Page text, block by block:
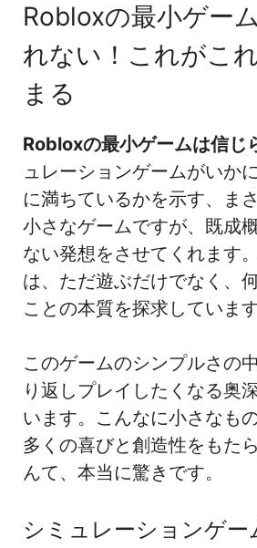
Robloxの最小ゲー
れない！これがこ
まる
Robloxの最小ゲームは信じ
ュレーションゲームがいか
に満ちているかを示す、ま
小さなゲームですが、既成
ない発想をさせてくれます
は、ただ遊ぶだけでなく、
ことの本質を探求しています
このゲームのシンプルさの
り返しプレイしたくなる奥
います。こんなに小さなも
多くの喜びと創造性をもた
んて、本当に驚きです。
シミュレーションゲー